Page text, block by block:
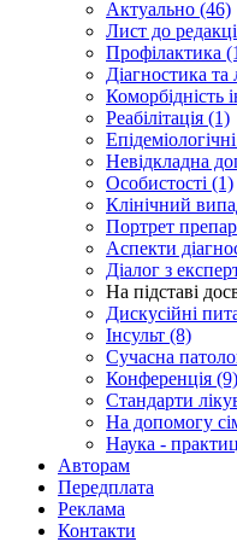
Актуально (46)
Лист до
Профілактика
Діагностика та
Коморбідність
Реабілітація (1)
Невідкладна
Особистості (1)
Клінічний
Портрет
Аспекти
Діалог з
На підставі
Дискусійні
Інсульт (8)
Сучасна
Конференція (9)
Стандарти
На допомогу
Наука -
Авторам
Передплата
Реклама
Контакти